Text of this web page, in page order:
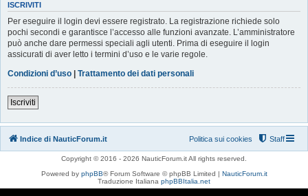
ISCRIVITI
Per eseguire il login devi essere registrato. La registrazione richiede solo
pochi secondi e garantisce l’accesso alle funzioni avanzate. L’amministratore
può anche dare permessi speciali agli utenti. Prima di eseguire il login
assicurati di aver letto i termini d’uso e le varie regole.
Condizioni d’uso | Trattamento dei dati personali
Iscriviti
Indice di NauticForum.it Staff
Politica sui cookies
Copyright © 2016 - 2026 NauticForum.it All rights reserved.
Powered by phpBB® Forum Software © phpBB Limited | NauticForum.it
Traduzione Italiana phpBBItalia.net